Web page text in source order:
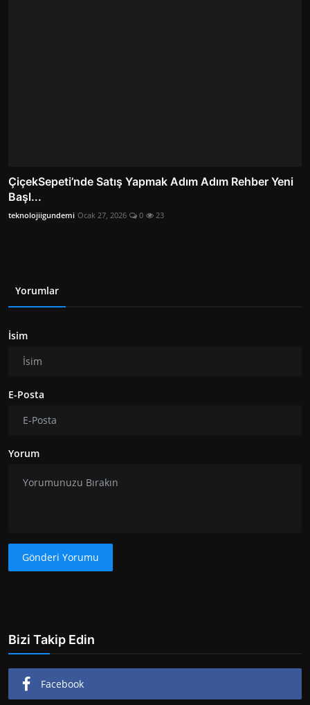
ÇiçekSepeti’nde Satış Yapmak Adım Adım Rehber Yeni
Başl...
teknolojiigundemi Ocak 27, 2026 0 23
Yorumlar
İsim
E-Posta
Yorum
Gönderi Yorumu
Bizi Takip Edin
Facebook